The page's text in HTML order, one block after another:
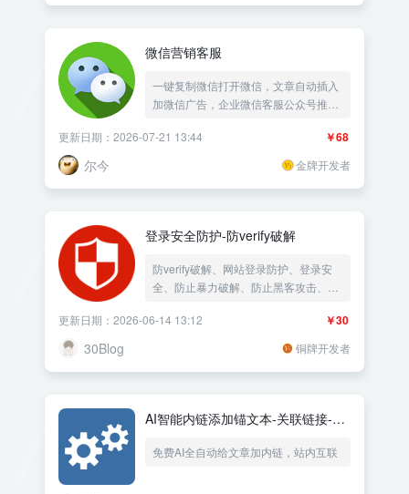
微信营销客服
一键复制微信打开微信，文章自动插入
加微信广告，企业微信客服公众号推广|
二维码展示|微信吸粉微信推广信息流|
一键拨打电话|QQ号太阳码|落地页屏蔽
蜘蛛防抓取——《益吾库》尔今作品
￥68
更新日期：2026-07-21 13:44
尔今 金牌开发者
登录安全防护-防verify破解
防verify破解、网站登录防护、登录安
全、防止暴力破解、防止黑客攻击、安
￥30
更新日期：2026-06-14 13:12
30Blog 铜牌开发者
AI智能内链添加锚文本-关联链接-文
化-排名优化
免费AI全自动给文章加内链，站内互联